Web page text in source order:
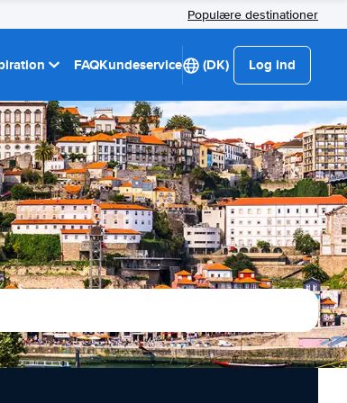
Populære destinationer
FAQKundeservice (DK) Log ind